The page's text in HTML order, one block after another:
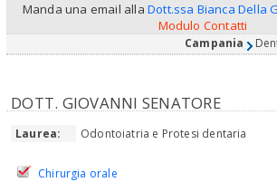
Manda una email alla Dott.ssa Bianca Della
Modulo Contatti
Campania
DOTT. GIOVANNI SENATORE
Laurea: Odontoiatria e Protesi dentaria
Chirurgia orale